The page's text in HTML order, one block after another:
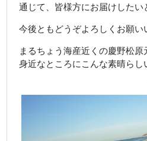
通じて、皆様方にお届けしたい
今後ともどうぞよろしくお願い
まるちょう海産近くの慶野松原
身近なところにこんな素晴らし